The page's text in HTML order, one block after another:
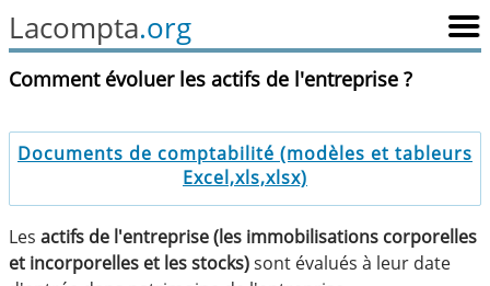
Lacompta.org
Comment évoluer les actifs de l'entreprise ?
Documents de comptabilité (modèles et tableurs
Excel,xls,xlsx)
Les actifs de l'entreprise (les immobilisations corporelles
et incorporelles et les stocks)sont évalués à leur date